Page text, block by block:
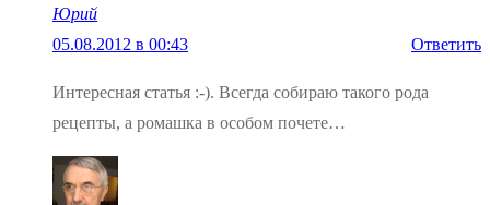
Юрий
05.08.2012 в 00:43
Ответить
Интересная статья :-). Всегда собираю такого рода
рецепты, а ромашка в особом почете…